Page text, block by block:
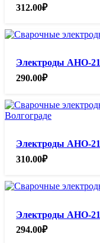
312.00₽
Электроды АНО-21
290.00₽
Электроды АНО-21
310.00₽
Электроды АНО-21
294.00₽